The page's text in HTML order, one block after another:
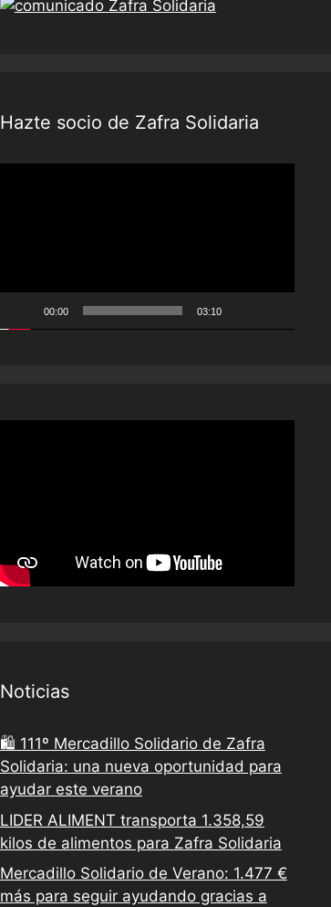
Hazte socio de Zafra Solidaria
00:00 03:10
Noticias
🛍️ 111º Mercadillo Solidario de Zafra
Solidaria: una nueva oportunidad para
ayudar este verano
LIDER ALIMENT transporta 1.358,59
kilos de alimentos para Zafra Solidaria
Mercadillo Solidario de Verano: 1.477 €
más para seguir ayudando gracias a